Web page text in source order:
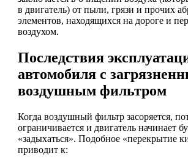
в двигатель) от пыли, грязи и прочих
элементов, находящихся на дороге и
воздухом.
Последствия
автомобиля с
воздушным фильтром
Когда воздушный фильтр засоряется,
ограничивается и двигатель начинает
«задыхаться». Подобное «перекрытие
приводит к: